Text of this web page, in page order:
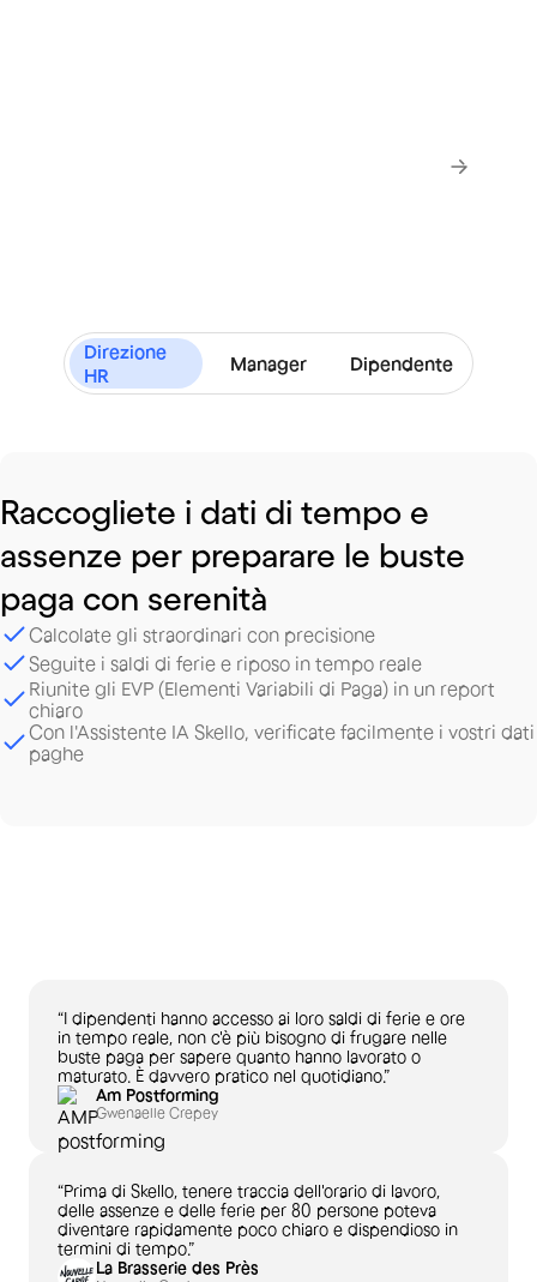
Direzione
HR
Manager Dipendente
Raccogliete i dati di tempo e
assenze per preparare le buste
paga con serenità
Calcolate gli straordinari con precisione
Seguite i saldi di ferie e riposo in tempo reale
Riunite gli EVP (Elementi Variabili di Paga) in un report
chiaro
Con l'Assistente IA Skello, verificate facilmente i vostri dati
paghe
“I dipendenti hanno accesso ai loro saldi di ferie e ore
in tempo reale, non c'è più bisogno di frugare nelle
buste paga per sapere quanto hanno lavorato o
maturato. È davvero pratico nel quotidiano.”
Am Postforming
Gwenaelle Crepey
“Prima di Skello, tenere traccia dell'orario di lavoro,
delle assenze e delle ferie per 80 persone poteva
diventare rapidamente poco chiaro e dispendioso in
termini di tempo.”
La Brasserie des Près